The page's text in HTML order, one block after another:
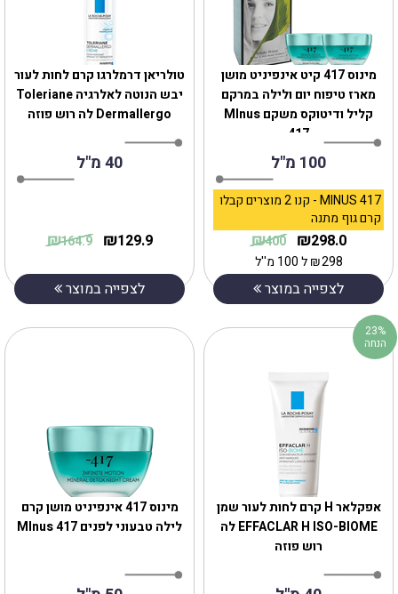
טולריאן דרמלרגו קרם לחות לעור
יבש הנוטה לאלרגיה Toleriane
Dermallergo לה רוש פוזה
40 מ"ל
129.9
₪
164.9
₪
לצפייה במוצר
מינוס 417 קיט אינפיניט מושן
מארז טיפוח יום ולילה במרקם
קליל ודיטוקס משקם MInus
417
100 מ"ל
MINUS 417 - קנו 2 מוצרים קבלו
קרם גוף מתנה
298.0
₪
400
₪
298
₪ל 100 מ''ל
לצפייה במוצר
מינוס 417 אינפיניט מושן קרם
לילה טבעוני לפנים MInus 417
אפקלאר H קרם לחות לעור שמן
‎‎EFFACLAR‎ ‎H‎ ‎ISO‎-‎BIOME לה
רוש פוזה
23%
הנחה